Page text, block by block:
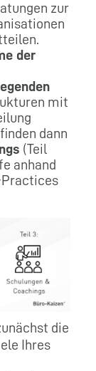
zur
der
mit
dann
(Teil
anhand
Practices
die
Ihres